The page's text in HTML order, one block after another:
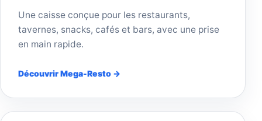
Une caisse conçue pour les restaurants,
tavernes, snacks, cafés et bars, avec une prise
en main rapide.
Découvrir Mega-Resto →